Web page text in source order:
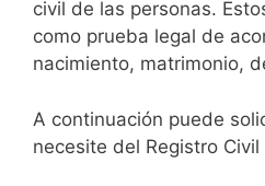
civil de las personas.
como prueba legal de
nacimiento, matrimonio,
A continuación puede
necesite del Registro